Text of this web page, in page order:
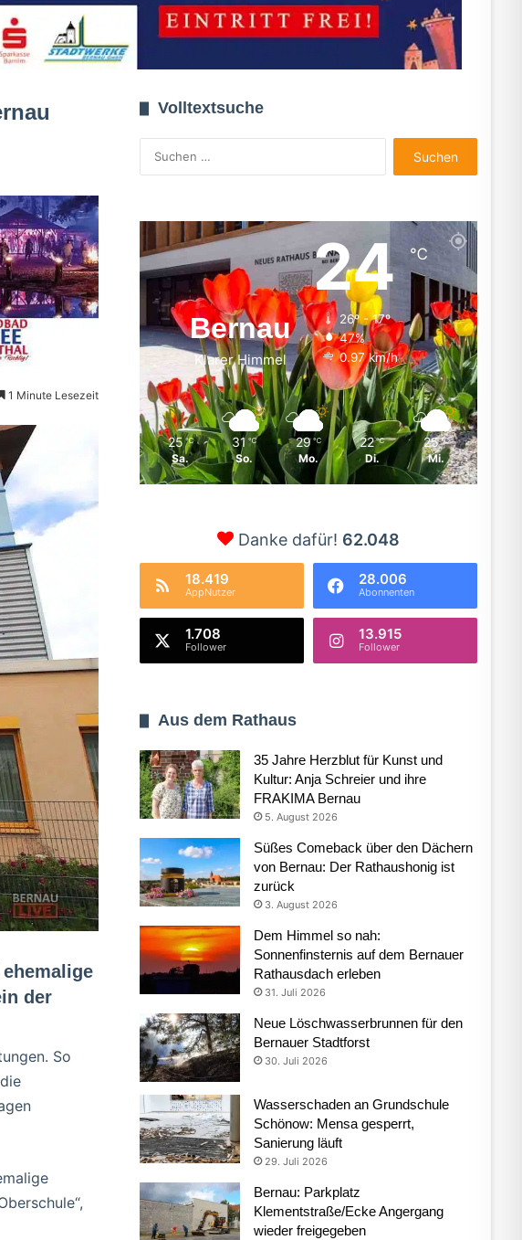
1 Minute Lesezeit
der
So
Volltextsuche
nach:
Bernau
Klarer Himmel
24℃
26º - 17º
47%
0.97 km/h
25 ℃
Sa.
31 ℃
So.
29 ℃
Mo.
22 ℃
Di.
25 ℃
Mi.
Danke dafür! 62.048
18.419
AppNutzer
28.006
Abonnenten
1.708
Follower
13.915
Follower
Aus dem Rathaus
35 Jahre Herzblut für Kunst und
Kultur: Anja Schreier und ihre
FRAKIMA Bernau
5. August 2026
Süßes Comeback über den Dächern
von Bernau: Der Rathaushonig ist
zurück
3. August 2026
Dem Himmel so nah:
Sonnenfinsternis auf dem Bernauer
Rathausdach erleben
31. Juli 2026
Neue Löschwasserbrunnen für den
Bernauer Stadtforst
30. Juli 2026
Wasserschaden an Grundschule
Schönow: Mensa gesperrt,
Sanierung läuft
29. Juli 2026
Bernau: Parkplatz
Klementstraße/Ecke Angergang
wieder freigegeben